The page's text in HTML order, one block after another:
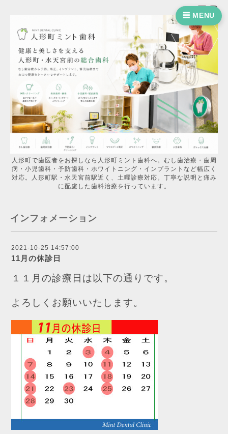
☰ MENU
人形町で歯医者をお探しなら人形町ミント歯科へ。むし歯治療・歯周
病・小児歯科・予防歯科・ホワイトニング・インプラントなど幅広く
対応。人形町駅・水天宮前駅近く、土曜診療対応。丁寧な説明と痛み
に配慮した歯科治療を行っています。
インフォメーション
2021-10-25 14:57:00
11月の休診日
１１月の診療日は以下の通りです。
よろしくお願いいたします。